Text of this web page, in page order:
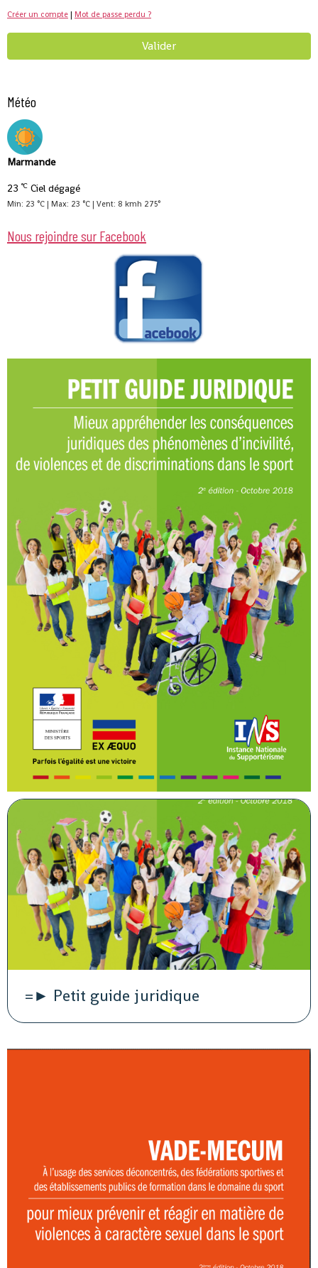
Créer un compte | Mot de passe perdu ?
Valider
Météo
Marmande
23 °C Ciel dégagé
Min: 23 °C | Max: 23 °C | Vent: 8 kmh 275°
Nous rejoindre sur Facebook
=► Petit guide juridique